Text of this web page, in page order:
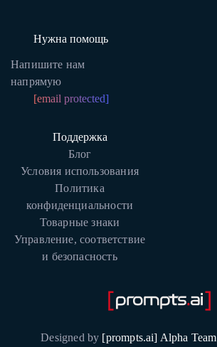
Нужна помощь
Напишите нам
напрямую
[email protected]
Поддержка
Блог
Условия использования
Политика
конфиденциальности
Товарные знаки
Управление, соответствие
и безопасность
Designed by [prompts.ai] Alpha Team